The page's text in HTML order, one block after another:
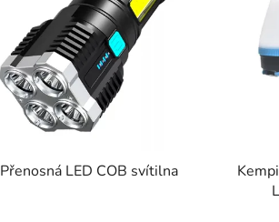
Přenosná LED COB svítilna